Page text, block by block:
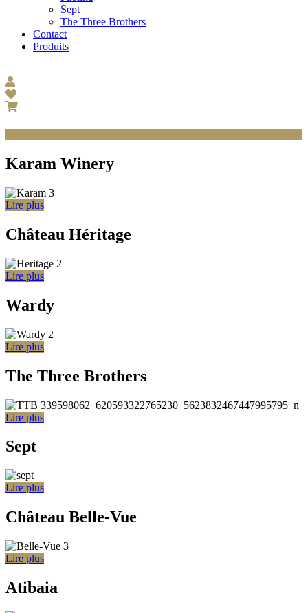
Sept
The Three Brothers
Contact
Produits
Karam Winery
Lire plus
Château Héritage
Lire plus
Wardy
Lire plus
The Three Brothers
Lire plus
Sept
Lire plus
Château Belle-Vue
Lire plus
Atibaia